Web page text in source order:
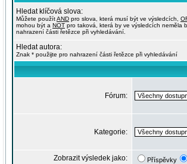
Hledat klíčová slova:
Můžete použítAND pro slova, která musí být ve výsledcích,
mohou být a NOT pro taková, která by ve výsledcích neměla
nahrazení části řetězce při vyhledávání.
Hledat autora:
Znak * použijte pro nahrazení části řetězce při vyhledávání
Fórum:
Kategorie:
Zobrazit výsledek jako: Příspěvky